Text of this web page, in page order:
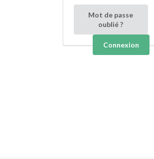
Mot de passe
oublié ?
Connexion